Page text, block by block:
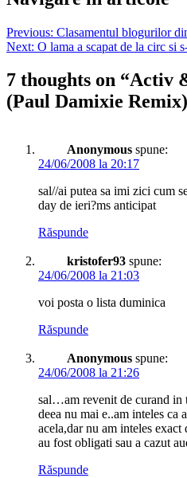
Previous: Clasamentul blogurilor
Next: O lama a scapat de la circ si
7 thoughts on “Activ
(Paul Damixie Remix)
Anonymous spune:
24/06/2008 la 20:17
sal//ai putea sa imi zici cum
day de ieri?ms anticipat
Răspunde
kristofer93 spune:
24/06/2008 la 21:03
voi posta o lista duminica
Răspunde
Anonymous spune:
24/06/2008 la 21:26
sal…am revenit de curand in
deea nu mai e..am inteles ca
acela,dar nu am inteles exact
au fost obligati sau a cazut
Răspunde